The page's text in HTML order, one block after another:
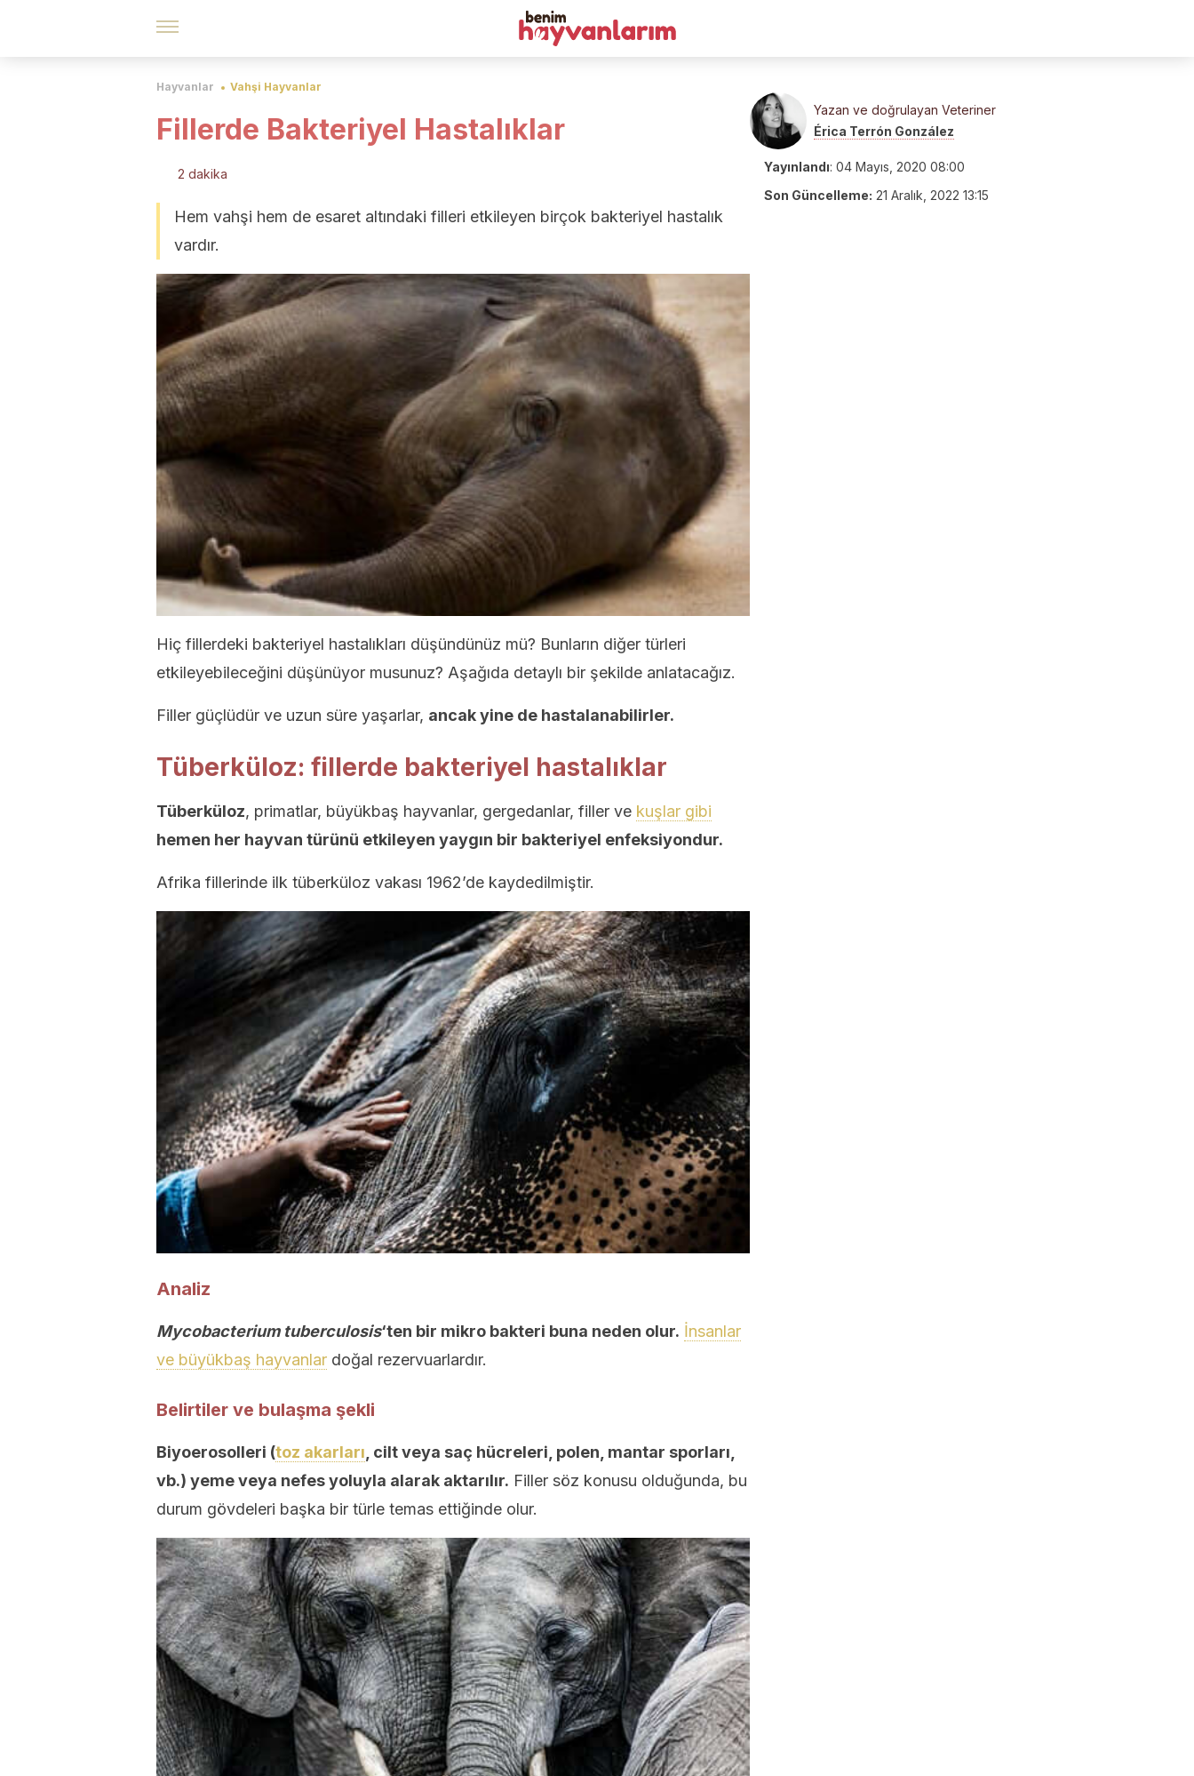
Hayvanlar Vahşi Hayvanlar
Fillerde Bakteriyel Hastalıklar
2 dakika
Hem vahşi hem de esaret altındaki filleri etkileyen birçok bakteriyel hastalık
vardır.
Hiç fillerdeki bakteriyel hastalıkları düşündünüz mü? Bunların diğer türleri
etkileyebileceğini düşünüyor musunuz? Aşağıda detaylı bir şekilde anlatacağız.
Filler güçlüdür ve uzun süre yaşarlar, ancak yine de hastalanabilirler.
Tüberküloz: fillerde bakteriyel hastalıklar
Tüberküloz, primatlar, büyükbaş hayvanlar, gergedanlar, filler ve kuşlar gibi
hemen her hayvan türünü etkileyen yaygın bir bakteriyel enfeksiyondur.
Afrika fillerinde ilk tüberküloz vakası 1962’de kaydedilmiştir.
Analiz
Mycobacterium tuberculosis‘ten bir mikro bakteri buna neden olur. İnsanlar
ve büyükbaş hayvanlar doğal rezervuarlardır.
Belirtiler ve bulaşma şekli
Biyoerosolleri (toz akarları , cilt veya saç hücreleri, polen, mantar sporları,
vb.) yeme veya nefes yoluyla alarak aktarılır. Filler söz konusu olduğunda, bu
durum gövdeleri başka bir türle temas ettiğinde olur.
Yazan ve doğrulayan Veteriner
Érica Terrón González
Yayınlandı: 04 Mayıs, 2020 08:00
Son Güncelleme: 21 Aralık, 2022 13:15